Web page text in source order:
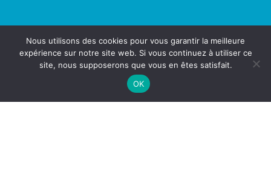
Nous utilisons des cookies pour vous garantir la meilleure
expérience sur notre site web. Si vous continuez à utiliser ce
site, nous supposerons que vous en êtes satisfait.
OK